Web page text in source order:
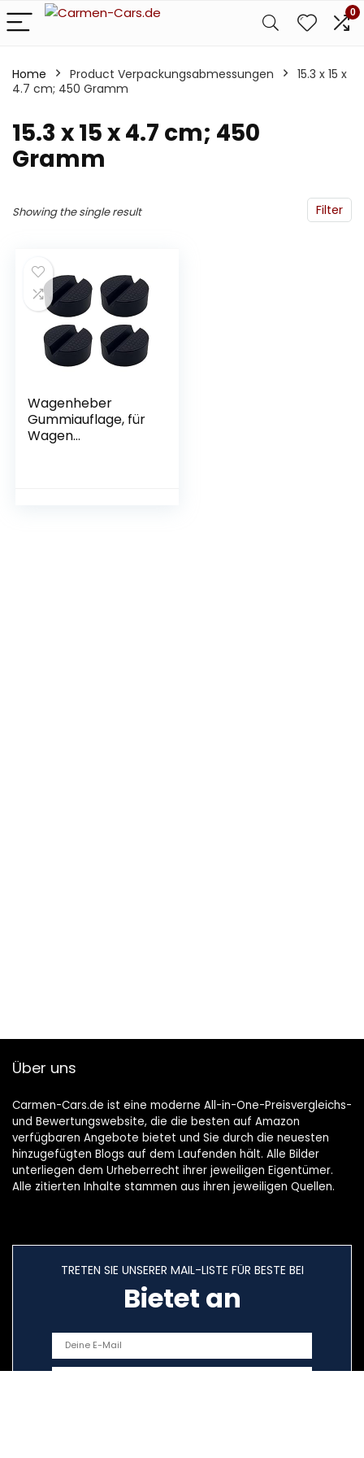
0
Home Product Verpackungsabmessungen
‎15.3 x 15 x
4.7 cm; 450 Gramm
‎15.3 x 15 x 4.7 cm; 450
Gramm
Filter
Showing the single result
Wagenheber
Gummiauflage, für
Wagen
Über uns
Carmen-Cars.de ist eine moderne All-in-One-Preisvergleichs-
und Bewertungswebsite, die die besten auf Amazon
verfügbaren Angebote bietet und Sie durch die neuesten
hinzugefügten Blogs auf dem Laufenden hält. Alle Bilder
unterliegen dem Urheberrecht ihrer jeweiligen Eigentümer.
Alle zitierten Inhalte stammen aus ihren jeweiligen Quellen.
TRETEN SIE UNSERER MAIL-LISTE FÜR BESTE BEI
Bietet an